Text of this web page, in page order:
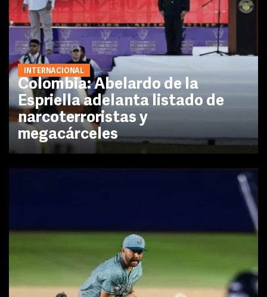
INTERNACIONAL
Colombia: Abelardo de la
Espriella adelanta listado de
narcoterroristas y
megacárceles